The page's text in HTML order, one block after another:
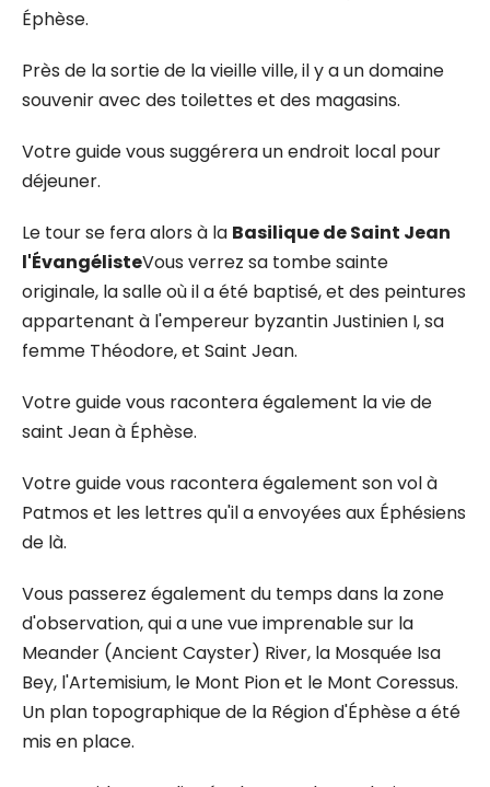
Éphèse.
Près de la sortie de la vieille ville, il y a un domaine
souvenir avec des toilettes et des magasins.
Votre guide vous suggérera un endroit local pour
déjeuner.
Le tour se fera alors à la Basilique de Saint Jean
l'ÉvangélisteVous verrez sa tombe sainte
originale, la salle où il a été baptisé, et des peintures
appartenant à l'empereur byzantin Justinien I, sa
femme Théodore, et Saint Jean.
Votre guide vous racontera également la vie de
saint Jean à Éphèse.
Votre guide vous racontera également son vol à
Patmos et les lettres qu'il a envoyées aux Éphésiens
de là.
Vous passerez également du temps dans la zone
d'observation, qui a une vue imprenable sur la
Meander (Ancient Cayster) River, la Mosquée Isa
Bey, l'Artemisium, le Mont Pion et le Mont Coressus.
Un plan topographique de la Région d'Éphèse a été
mis en place.